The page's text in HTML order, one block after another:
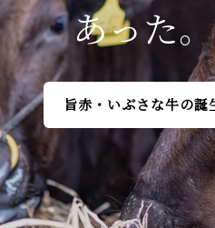
あった。
育手の思い